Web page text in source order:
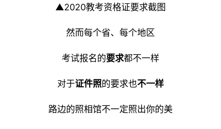
▲2020教考资格证要求截图
然而每个省、每个地区
考试报名的要求都不一样
对于证件照的要求也不一样
路边的照相馆不一定照出你的美